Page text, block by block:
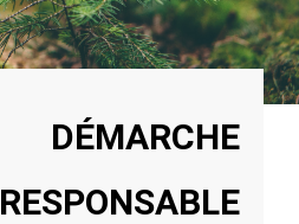
DÉMARCHE
RESPONSABLE